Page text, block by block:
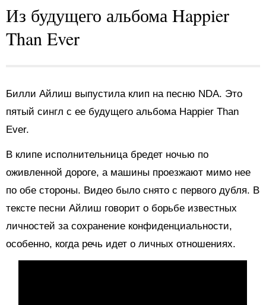
Из будущего альбома Happier
Than Ever
Билли Айлиш выпустила клип на песню NDA. Это
пятый сингл с ее будущего альбома Happier Than
Ever.
В клипе исполнительница бредет ночью по
оживленной дороге, а машины проезжают мимо нее
по обе стороны. Видео было снято с первого дубля. В
тексте песни Айлиш говорит о борьбе известных
личностей за сохранение конфиденциальности,
особенно, когда речь идет о личных отношениях.